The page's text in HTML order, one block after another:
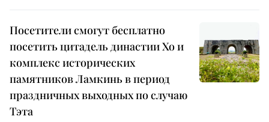
Посетители смогут бесплатно
посетить цитадель династии Хо и
комплекс исторических
памятников Ламкинь в период
праздничных выходных по случаю
Тэта